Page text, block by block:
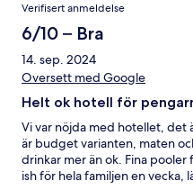
Verifisert anmeldelse
6/10 – Bra
14. sep. 2024
Oversett med Google
Helt ok hotell för
Vi var nöjda med hotellet, det
är budget varianten, maten
drinkar mer än ok. Fina pooler
ish för hela familjen en vecka,